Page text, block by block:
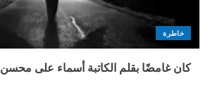
خاطرة
كان غامضًا بقلم الكاتبة أسماء على محسن